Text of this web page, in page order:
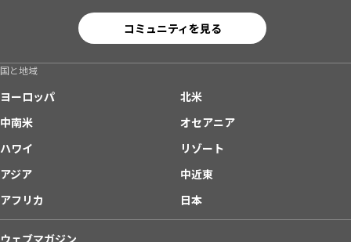
コミュニティを見る
国と地域
ヨーロッパ
北米
中南米
オセアニア
ハワイ
リゾート
アジア
中近東
アフリカ
日本
ウェブマガジン